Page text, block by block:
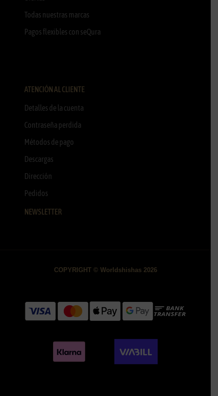
Todas nuestras marcas
Pagos flexibles con seQura
ATENCIÓN AL CLIENTE
Detalles de la cuenta
Contraseña perdida
Métodos de pago
Descargas
Dirección
Pedidos
NEWSLETTER
COPYRIGHT © Worldshishas 2026